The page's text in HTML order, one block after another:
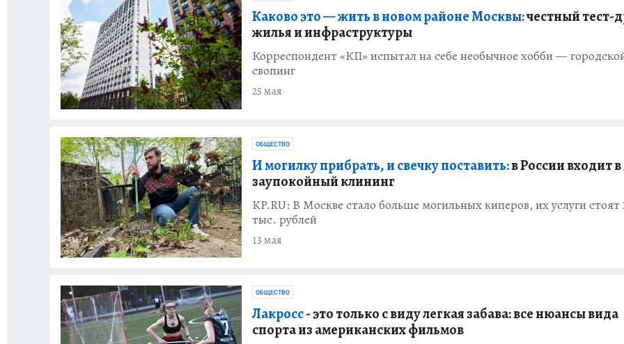
Каково это — жить в новом районе Москвы:честный тест-
жилья и инфраструктуры
Корреспондент «КП» испытал на себе необычное хобби —
свопинг
25 мая
ОБЩЕСТВО
И могилку прибрать, и свечку поставить:в России входит
заупокойный клининг
KP.RU: В Москве стало больше могильных киперов, их услуги стоят
тыс. рублей
13 мая
ОБЩЕСТВО
Лакросс- это только с виду легкая забава: все нюансы вида
спорта из американских фильмов